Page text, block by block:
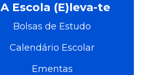
A Escola (E)leva-te
Bolsas de Estudo
Calendário Escolar
Ementas